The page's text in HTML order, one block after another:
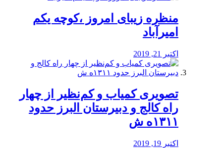
منظره‌‌ زیبای امروز ،کوچه یکم
امیرآباد
اکتبر 21, 2019
️تصویری کمیاب و کم‌نظیر از چهار
راه كالج و دبيرستان البرز حدود
۱۳۱۱ه ش
اکتبر 19, 2019